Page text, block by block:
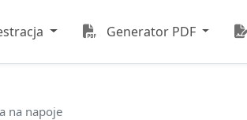
Generator PDF
na napoje